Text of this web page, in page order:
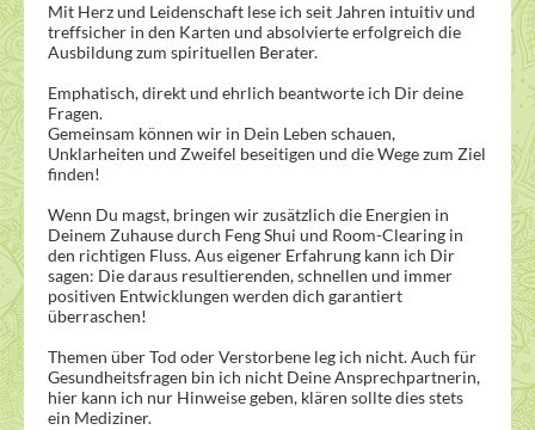
Mit Herz und Leidenschaft lese ich seit Jahren intuitiv und
treffsicher in den Karten und absolvierte erfolgreich die
Ausbildung zum spirituellen Berater.
Emphatisch, direkt und ehrlich beantworte ich Dir deine
Fragen.
Gemeinsam können wir in Dein Leben schauen,
Unklarheiten und Zweifel beseitigen und die Wege zum Ziel
finden!
Wenn Du magst, bringen wir zusätzlich die Energien in
Deinem Zuhause durch Feng Shui und Room-Clearing in
den richtigen Fluss. Aus eigener Erfahrung kann ich Dir
sagen: Die daraus resultierenden, schnellen und immer
positiven Entwicklungen werden dich garantiert
überraschen!
Themen über Tod oder Verstorbene leg ich nicht. Auch für
Gesundheitsfragen bin ich nicht Deine Ansprechpartnerin,
hier kann ich nur Hinweise geben, klären sollte dies stets
ein Mediziner.